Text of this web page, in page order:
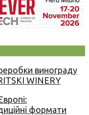
винограду
WINERY
формати